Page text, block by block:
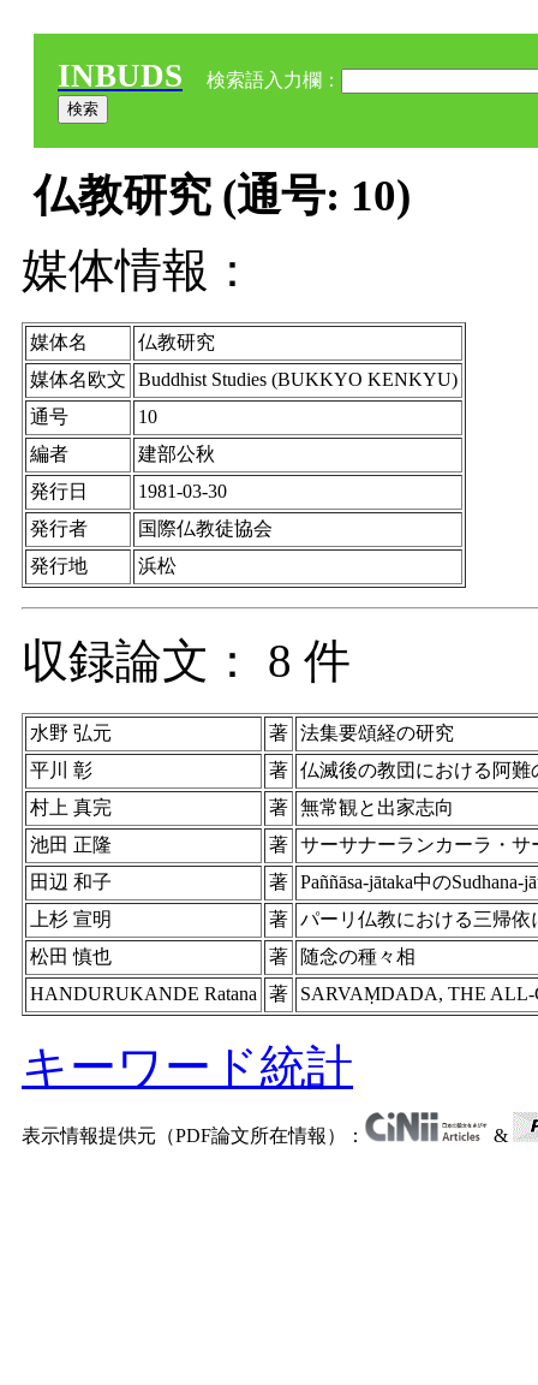
INBUDS 検索語入力欄：
仏教研究 (通号: 10)
媒体情報：
媒体名
仏教研究
媒体名欧文
Buddhist Studies (BUKKYO KENKYU)
通号
10
編者
建部公秋
発行日
1981-03-30
発行者
国際仏教徒協会
発行地
浜松
収録論文： 8 件
水野 弘元 著 法集要頌経の研究
平川 彰
著 仏滅後の教団における阿難
村上 真完
著 無常観と出家志向
池田 正隆
著 サーサナーランカーラ・サ
田辺 和子
著 Paññāsa-jātaka中のSudhana-
上杉 宣明
著 パーリ仏教における三帰依
松田 慎也
著
随念の種々相
HANDURUKANDE Ratana
著 SARVAṂDADA, THE
キーワード統計
表示情報提供元（PDF論文所在情報）： &